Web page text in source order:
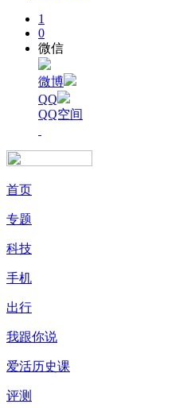
1
0
微信
微博
QQ
QQ空间
首页
专题
科技
手机
出行
我跟你说
爱活历史课
评测